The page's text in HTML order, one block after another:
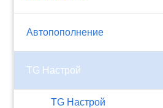
Автопополнение
TG Настрой
TG Настрой